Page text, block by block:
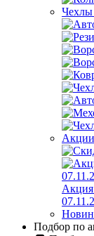
Чехлы
Подбор по